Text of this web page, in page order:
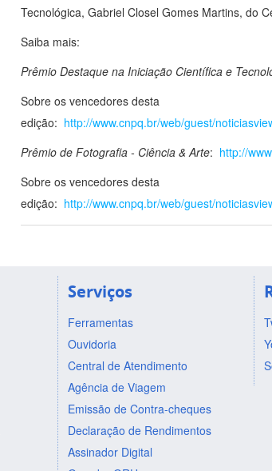
Tecnológica, Gabriel Closel Gomes Martins, do
Saiba mais:
Prêmio Destaque na Iniciação Científica e
Sobre os vencedores desta
edição: http://www.cnpq.br/web/guest/
Prêmio de Fotografia - Ciência & Arte: http://
Sobre os vencedores desta
edição: http://www.cnpq.br/web/guest/
Serviços
Ferramentas
Ouvidoria
Central de Atendimento
Agência de Viagem
Emissão de Contra-cheques
Declaração de Rendimentos
Assinador Digital